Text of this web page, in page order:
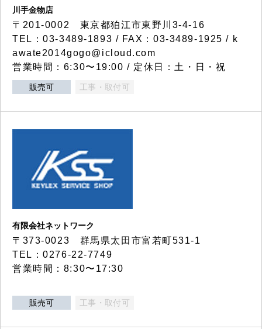
川手金物店
〒201-0002 東京都狛江市東野川3-4-16
TEL：03-3489-1893 / FAX：03-3489-1925 / k
awate2014gogo@icloud.com
営業時間：6:30〜19:00 / 定休日：土・日・祝
販売可 工事・取付可
有限会社ネットワーク
〒373-0023 群馬県太田市富若町531-1
TEL：0276-22-7749
営業時間：8:30〜17:30
販売可 工事・取付可